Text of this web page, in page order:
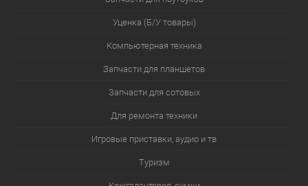
Уценка (Б/У товары)
Компьютерная техника
Запчасти для планшетов
Запчасти для сотовых
Для ремонта техники
Игровые приставки, аудио и тв
Туризм